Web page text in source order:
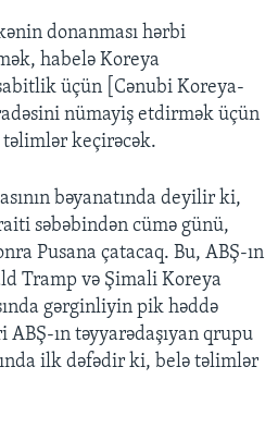
donanması hərbi
habelə Koreya
üçün [Cənubi Koreya-
nümayiş etdirmək üçün
təlimlər keçirəcək.
bəyanatında deyilir ki,
səbəbindən cümə günü,
Pusana çatacaq. Bu, ABŞ-ın
Tramp və Şimali Koreya
gərginliyin pik həddə
ABŞ-ın təyyarədaşıyan qrupu
ilk dəfədir ki, belə təlimlər